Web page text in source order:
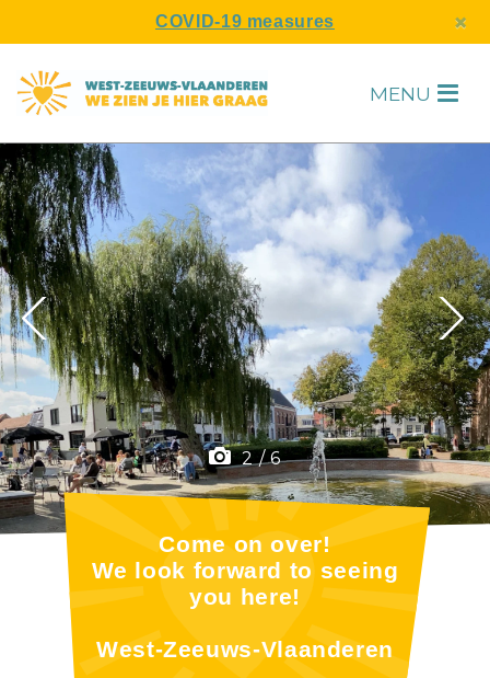
COVID-19 measures ×
MENU H
F 2/6
Come on over!
We look forward to seeing
you here!
West-Zeeuws-Vlaanderen